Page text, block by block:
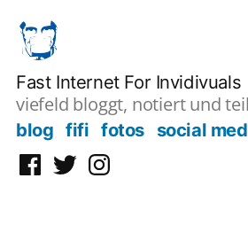
Inhalt
springen
Fast Internet For Invidivuals
viefeld bloggt, notiert und
blog fifi fotos social
FacebookTwitterInstagram